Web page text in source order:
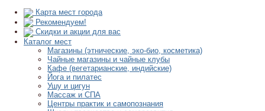
Карта мест города
Рекомендуем!
Скидки и акции для вас
Каталог мест
Магазины (этнические, эко-био, косметика)
Чайные магазины и чайные клубы
Кафе (вегетарианские, индийские)
Йога и пилатес
Ушу и цигун
Массаж и СПА
Центры практик и самопознания